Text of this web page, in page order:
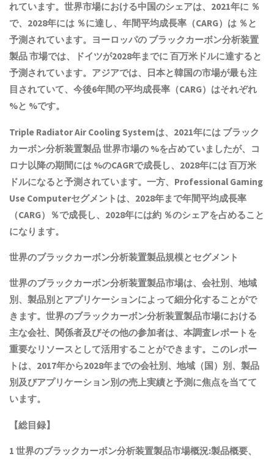
れています。世界市場における中国のシェアは、2021年に ％
で、2028年には ％に達し、年間平均成長率（CARG）は ％と
予測されています。ヨーロッパの ブラックカーボン分析装置
製品市場では、ドイツが2028年までに 百万米ドルに達すると
予測されています。アジアでは、日本と韓国の市場が最も注
目されていて、今後6年間の平均成長率（CARG）はそれぞれ
%と %です。
Triple Radiator Air Cooling Systemは、2021年には ブラック
カーボン分析装置製品世界市場の %を占めていましたが、コ
ロナ以降の期間には %のCAGRで成長し、2028年には 百万米
ドルになると予測されています。一方、Professional Gaming
Use Computerセグメントは、2028年まで年間平均成長率
（CARG）％で成長し、2028年には約 ％のシェアを占めること
になります。
世界のブラックカーボン分析装置製品規模とセグメント
世界のブラックカーボン分析装置製品市場は、会社別、地域
別、製品別とアプリケーションによって細分化することがで
きます。世界のブラックカーボン分析装置製品市場における
主な会社、関係者及びその他の参加者は、本調査レポートを
重要なリソースとして活用することができます。このレポー
トは、2017年から2028年までの会社別、地域（国）別、製品
別及びアプリケーション別の売上実績と予測に焦点を当てて
います。
【総目録】
1 世界のブラックカーボン分析装置製品市場概況:製品概要、